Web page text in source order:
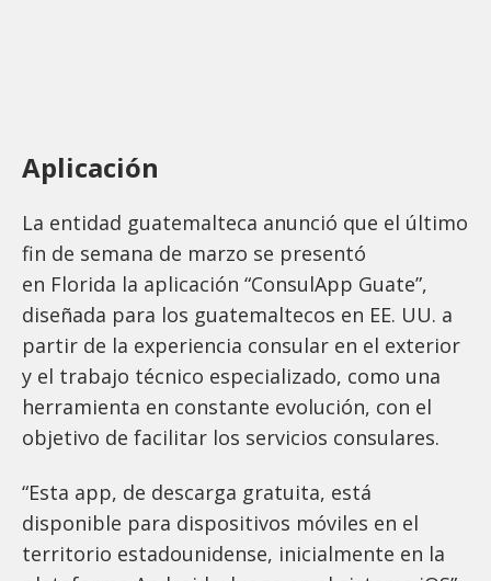
Aplicación
La entidad guatemalteca anunció que el último
fin de semana de marzo se presentó
en Florida la aplicación “ConsulApp Guate”,
diseñada para los guatemaltecos en EE. UU. a
partir de la experiencia consular en el exterior
y el trabajo técnico especializado, como una
herramienta en constante evolución, con el
objetivo de facilitar los servicios consulares.
“Esta app, de descarga gratuita, está
disponible para dispositivos móviles en el
territorio estadounidense, inicialmente en la